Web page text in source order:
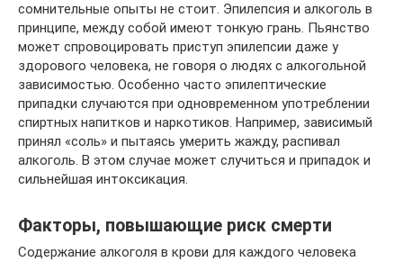
сомнительные опыты не стоит. Эпилепсия и алкоголь в
принципе, между собой имеют тонкую грань. Пьянство
может спровоцировать приступ эпилепсии даже у
здорового человека, не говоря о людях с алкогольной
зависимостью. Особенно часто эпилептические
припадки случаются при одновременном употреблении
спиртных напитков и наркотиков. Например, зависимый
принял «соль» и пытаясь умерить жажду, распивал
алкоголь. В этом случае может случиться и припадок и
сильнейшая интоксикация.
Факторы, повышающие риск смерти
Содержание алкоголя в крови для каждого человека